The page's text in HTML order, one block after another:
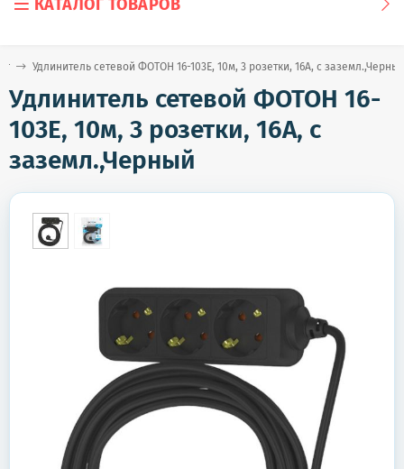
КАТАЛОГ ТОВАРОВ
Удлинитель сетевой ФОТОН 16-103Е, 10м, 3 розетки, 16А, с
Удлинитель сетевой ФОТОН 16-
103Е, 10м, 3 розетки, 16А, с
заземл.,Черный